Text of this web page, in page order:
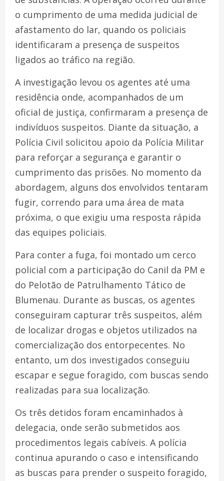
o cumprimento de uma medida judicial de
afastamento do lar, quando os policiais
identificaram a presença de suspeitos
ligados ao tráfico na região.
A investigação levou os agentes até uma
residência onde, acompanhados de um
oficial de justiça, confirmaram a presença de
indivíduos suspeitos. Diante da situação, a
Polícia Civil solicitou apoio da Polícia Militar
para reforçar a segurança e garantir o
cumprimento das prisões. No momento da
abordagem, alguns dos envolvidos tentaram
fugir, correndo para uma área de mata
próxima, o que exigiu uma resposta rápida
das equipes policiais.
Para conter a fuga, foi montado um cerco
policial com a participação do Canil da PM e
do Pelotão de Patrulhamento Tático de
Blumenau. Durante as buscas, os agentes
conseguiram capturar três suspeitos, além
de localizar drogas e objetos utilizados na
comercialização dos entorpecentes. No
entanto, um dos investigados conseguiu
escapar e segue foragido, com buscas sendo
realizadas para sua localização.
Os três detidos foram encaminhados à
delegacia, onde serão submetidos aos
procedimentos legais cabíveis. A polícia
continua apurando o caso e intensificando
as buscas para prender o suspeito foragido,